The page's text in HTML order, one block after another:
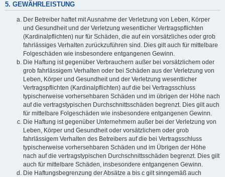
5. GEWÄHRLEISTUNG
Der Betreiber haftet mit Ausnahme der Verletzung von Leben, Körper
und Gesundheit und der Verletzung wesentlicher Vertragspflichten
(Kardinalpflichten) nur für Schäden, die auf ein vorsätzliches oder grob
fahrlässiges Verhalten zurückzuführen sind. Dies gilt auch für mittelbare
Folgeschäden wie insbesondere entgangenen Gewinn.
Die Haftung ist gegenüber Verbrauchern außer bei vorsätzlichem oder
grob fahrlässigem Verhalten oder bei Schäden aus der Verletzung von
Leben, Körper und Gesundheit und der Verletzung wesentlicher
Vertragspflichten (Kardinalpflichten) auf die bei Vertragsschluss
typischerweise vorhersehbaren Schäden und im übrigen der Höhe nach
auf die vertragstypischen Durchschnittsschäden begrenzt. Dies gilt auch
für mittelbare Folgeschäden wie insbesondere entgangenen Gewinn.
Die Haftung ist gegenüber Unternehmern außer bei der Verletzung von
Leben, Körper und Gesundheit oder vorsätzlichem oder grob
fahrlässigem Verhalten des Betreibers auf die bei Vertragsschluss
typischerweise vorhersehbaren Schäden und im Übrigen der Höhe
nach auf die vertragstypischen Durchschnittsschäden begrenzt. Dies gilt
auch für mittelbare Schäden, insbesondere entgangenen Gewinn.
Die Haftungsbegrenzung der Absätze a bis c gilt sinngemäß auch